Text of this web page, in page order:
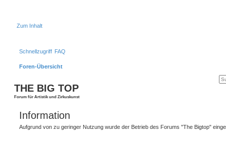
Zum Inhalt
Schnellzugriff FAQ
Foren-Übersicht
THE BIG TOP
Forum für Artistik und Zirkuskunst
Information
Aufgrund von zu geringer Nutzung wurde der Betrieb des Forums "The Bigtop"